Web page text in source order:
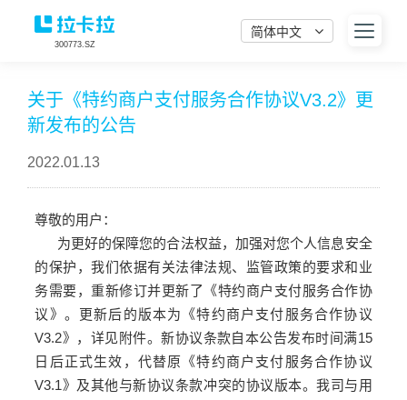
简体中文
300773.SZ
关于《特约商户支付服务合作协议V3.2》更
新发布的公告
2022.01.13
尊敬的用户：
为更好的保障您的合法权益，加强对您个人信息安全
的保护，我们依据有关法律法规、监管政策的要求和业
务需要，重新修订并更新了《特约商户支付服务合作协
议》。更新后的版本为《特约商户支付服务合作协议
V3.2》，详见附件。新协议条款自本公告发布时间满15
日后正式生效，代替原《特约商户支付服务合作协议
V3.1》及其他与新协议条款冲突的协议版本。我司与用